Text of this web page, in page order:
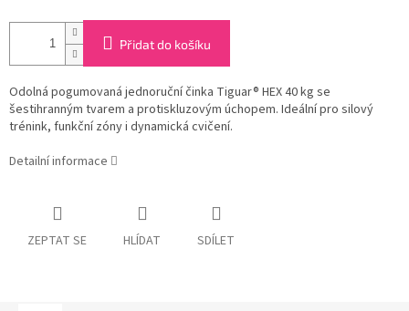
Přidat do košíku
Odolná pogumovaná jednoruční činka Tiguar® HEX 40 kg se
šestihranným tvarem a protiskluzovým úchopem. Ideální pro silový
trénink, funkční zóny i dynamická cvičení.
Detailní informace
ZEPTAT SE HLÍDAT SDÍLET